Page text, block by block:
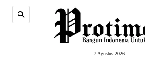
7 Agustus 2026